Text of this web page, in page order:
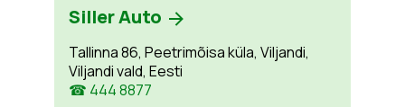
Siller Auto
Tallinna 86, Peetrimõisa küla, Viljandi,
Viljandi vald, Eesti
☎ 444 8877